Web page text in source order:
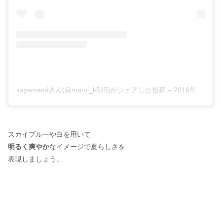
kayamamiさん(@mami_k515)がシェアした投稿 – 2016年 7月月28日午前7時12分PDT
スカイブルーや白を用いて
明るく爽やかなイメージで夏らしさを
表現しましょう。